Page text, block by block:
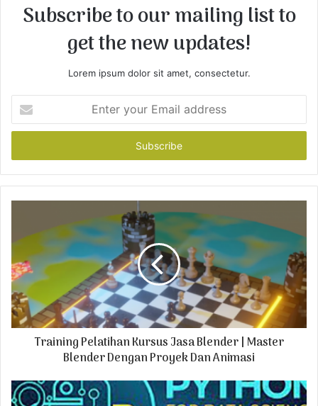
Subscribe to our mailing list to
get the new updates!
Lorem ipsum dolor sit amet, consectetur.
t
r
y
a
i
l
a
d
s
s
Training Pelatihan Kursus Jasa Blender | Master
Blender Dengan Proyek Dan Animasi